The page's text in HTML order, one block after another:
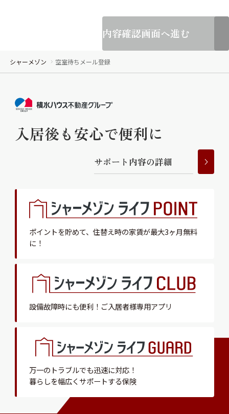
内容確認画面へ進む
シャーメゾン 空室待ちメール登録
入居後も安心で便利に
サポー ト 内容の詳細
ポイントを貯めて、 住替え時の家賃が最大3ヶ月無料
に！
設備故障時にも便利！ ご入居者様専用アプリ
万一のトラブルでも迅速に対応！
暮らしを幅広くサポートする保険